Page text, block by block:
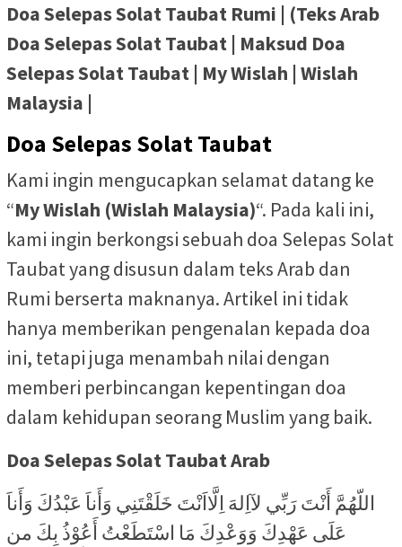
Doa Selepas Solat Taubat Rumi | (Teks Arab
Doa Selepas Solat Taubat | Maksud Doa
Selepas Solat Taubat | My Wislah | Wislah
Malaysia |
Doa Selepas Solat Taubat
Kami ingin mengucapkan selamat datang ke
“My Wislah (Wislah Malaysia)“. Pada kali ini,
kami ingin berkongsi sebuah doa Selepas Solat
Taubat yang disusun dalam teks Arab dan
Rumi berserta maknanya. Artikel ini tidak
hanya memberikan pengenalan kepada doa
ini, tetapi juga menambah nilai dengan
memberi perbincangan kepentingan doa
dalam kehidupan seorang Muslim yang baik.
Doa Selepas Solat Taubat Arab
اللّهُمَّ أَنْتَ رَبِّي لآاِلهَ اِلَّااَنْتَ خَلَقْتَنِي وَأَناَ عَبْدُكَ وَأَناَ
عَلَى عَهْدِكَ وَوَعْدِكَ مَا اسْتَطَعْتُ أَعُوْذُ بِكَ من